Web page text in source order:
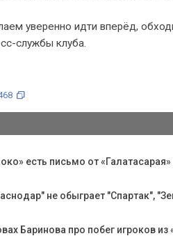
уверенно идти вперёд,
службы клуба.
есть письмо от
не обыграет "Спартак",
Баринова про побег игроков